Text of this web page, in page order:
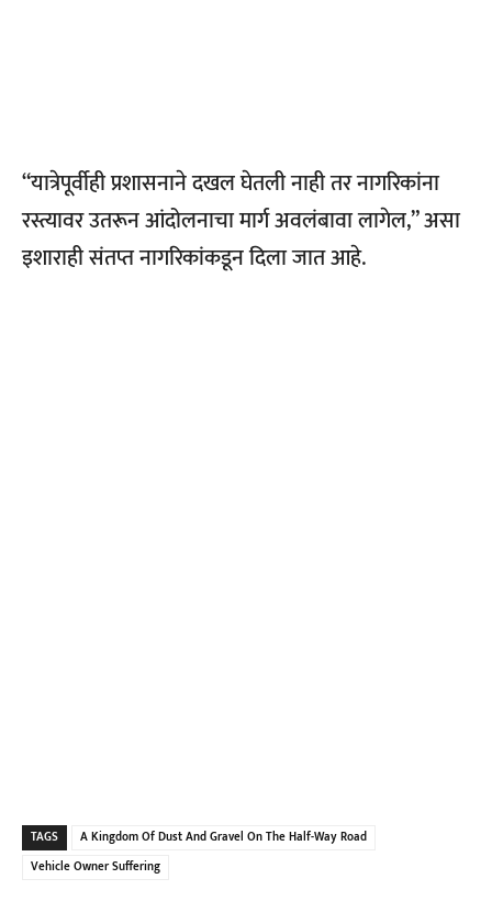
“यात्रेपूर्वीही प्रशासनाने दखल घेतली नाही तर नागरिकांना
रस्त्यावर उतरून आंदोलनाचा मार्ग अवलंबावा लागेल,” असा
इशाराही संतप्त नागरिकांकडून दिला जात आहे.
TAGS
A Kingdom Of Dust And Gravel On The Half-Way Road
Vehicle Owner Suffering